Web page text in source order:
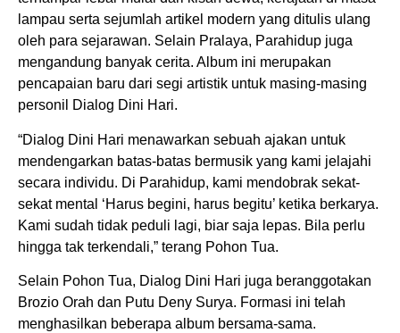
lampau serta sejumlah artikel modern yang ditulis ulang
oleh para sejarawan. Selain Pralaya, Parahidup juga
mengandung banyak cerita. Album ini merupakan
pencapaian baru dari segi artistik untuk masing-masing
personil Dialog Dini Hari.
“Dialog Dini Hari menawarkan sebuah ajakan untuk
mendengarkan batas-batas bermusik yang kami jelajahi
secara individu. Di Parahidup, kami mendobrak sekat-
sekat mental ‘Harus begini, harus begitu’ ketika berkarya.
Kami sudah tidak peduli lagi, biar saja lepas. Bila perlu
hingga tak terkendali,” terang Pohon Tua.
Selain Pohon Tua, Dialog Dini Hari juga beranggotakan
Brozio Orah dan Putu Deny Surya. Formasi ini telah
menghasilkan beberapa album bersama-sama.